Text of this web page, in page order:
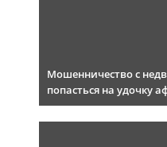
Мошенничество с
попасться на удочку